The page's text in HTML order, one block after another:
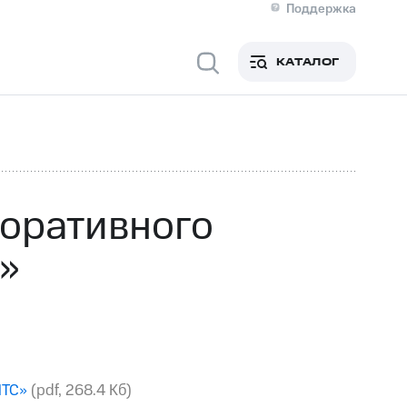
Поддержка
Медиа-центр
Пригласить спикера
акционерам
Описание
Комплаенс и деловая этика
КАТАЛОГ
(pdf, 268.4 Кб)